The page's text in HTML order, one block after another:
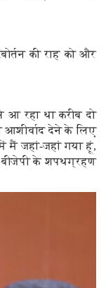
की राह को और
रहा था करीब दो
आशीर्वाद देने के लिए
मैं जहां-जहां गया हूं,
बीजेपी के शपथग्रहण